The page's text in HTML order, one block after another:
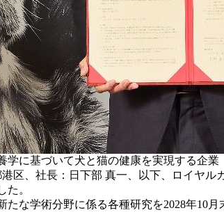
基づいて犬と猫の健康を実現する企業（
、社長：日下部 真一、以下、ロイヤル
。
な学術分野に係る各種研究を2028年10